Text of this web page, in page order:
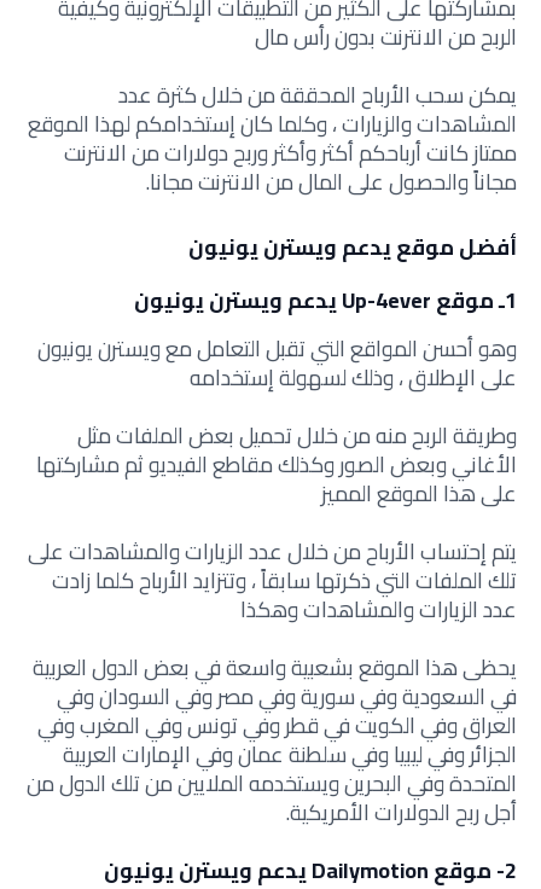
الربح من الانترنت بدون رأس مال
يمكن سحب الأرباح المحققة من خلال كثرة عدد
المشاهدات والزيارات ، وكلما كان إستخدامكم لهذا الموقع
ممتاز كانت أرباحكم أكثر وأكثر وربح دولارات من الانترنت
مجاناً والحصول على المال من الانترنت مجانا.
أفضل موقع يدعم ويسترن يونيون
1ـ موقع Up-4ever يدعم ويسترن يونيون
وهو أحسن المواقع التي تقبل التعامل مع ويسترن يونيون
على الإطلاق ، وذلك لسهولة إستخدامه
وطريقة الربح منه من خلال تحميل بعض الملفات مثل
الأغاني وبعض الصور وكذلك مقاطع الفيديو ثم مشاركتها
على هذا الموقع المميز
يتم إحتساب الأرباح من خلال عدد الزيارات والمشاهدات على
تلك الملفات التي ذكرتها سابقاً ، وتتزايد الأرباح كلما زادت
عدد الزيارات والمشاهدات وهكذا
يحظى هذا الموقع بشعبية واسعة في بعض الدول العربية
في السعودية وفي سورية وفي مصر وفي السودان وفي
العراق وفي الكويت في قطر وفي تونس وفي المغرب وفي
الجزائر وفي ليبيا وفي سلطنة عمان وفي الإمارات العربية
المتحدة وفي البحرين ويستخدمه الملايين من تلك الدول من
أجل ربح الدولارات الأمريكية.
2- موقع Dailymotion يدعم ويسترن يونيون